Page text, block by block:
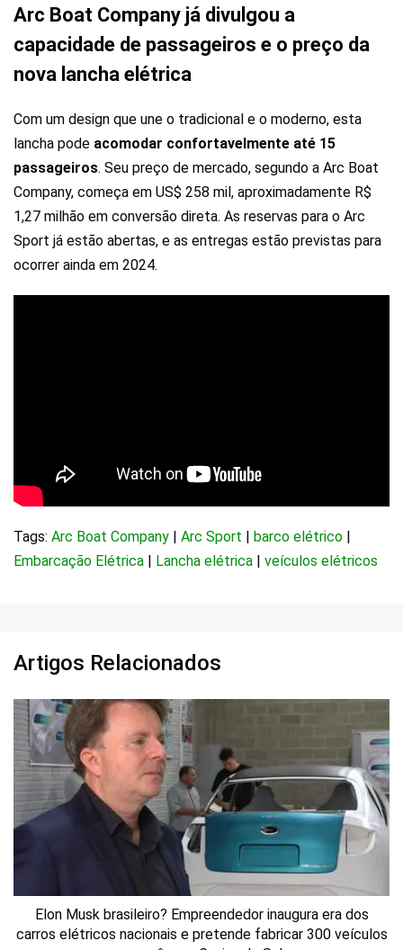
Arc Boat Company já divulgou a
capacidade de passageiros e o preço da
nova lancha elétrica
Com um design que une o tradicional e o moderno, esta
lancha pode acomodar confortavelmente até 15
passageiros. Seu preço de mercado, segundo a Arc Boat
Company, começa em US$ 258 mil, aproximadamente R$
1,27 milhão em conversão direta. As reservas para o Arc
Sport já estão abertas, e as entregas estão previstas para
ocorrer ainda em 2024.
Tags: Arc Boat Company Arc Sport barco elétrico
Embarcação Elétrica
Lancha elétrica veículos elétricos
Artigos Relacionados
Elon Musk brasileiro? Empreendedor inaugura era dos
carros elétricos nacionais e pretende fabricar 300 veículos